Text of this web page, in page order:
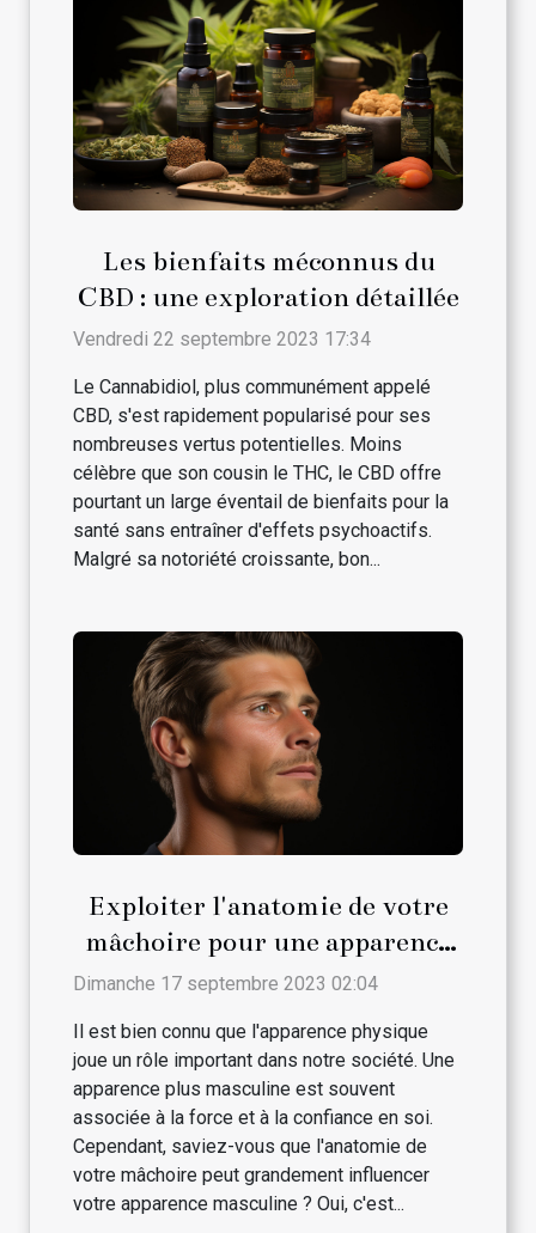
Les bienfaits méconnus du
CBD : une exploration détaillée
Vendredi 22 septembre 2023 17:34
Le Cannabidiol, plus communément appelé
CBD, s'est rapidement popularisé pour ses
nombreuses vertus potentielles. Moins
célèbre que son cousin le THC, le CBD offre
pourtant un large éventail de bienfaits pour la
santé sans entraîner d'effets psychoactifs.
Malgré sa notoriété croissante, bon...
Exploiter l'anatomie de votre
mâchoire pour une apparence
plus masculine
Dimanche 17 septembre 2023 02:04
Il est bien connu que l'apparence physique
joue un rôle important dans notre société. Une
apparence plus masculine est souvent
associée à la force et à la confiance en soi.
Cependant, saviez-vous que l'anatomie de
votre mâchoire peut grandement influencer
votre apparence masculine ? Oui, c'est...